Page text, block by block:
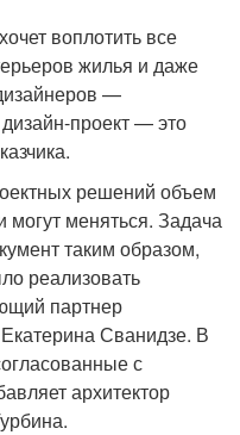
воплотить все
жилья и даже
—
проект — это
решений объем
могут меняться. Задача
таким образом,
реализовать
партнер
Сванидзе. В
с
архитектор